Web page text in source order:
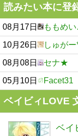
読みたい本に登
08月17日 ももめい
10月26日 しゅが
08月08日 セナ★
05月10日 Facet31
ベイビィLOVE
ベイ